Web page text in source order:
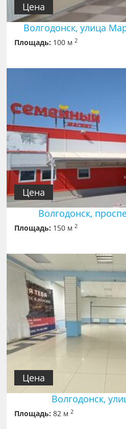
Цена
Волгодонск, улица
Площадь: 100 м2
Цена
Волгодонск,
Площадь: 150 м2
Цена
Волгодонск,
Площадь: 82 м2